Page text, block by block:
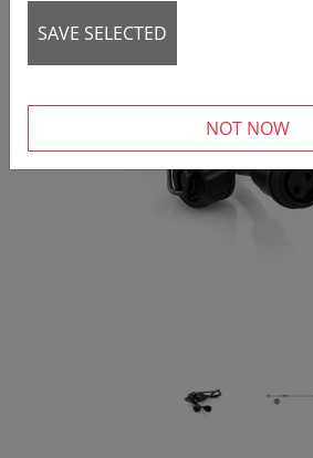
SAVE SELECTED
NOT NOW